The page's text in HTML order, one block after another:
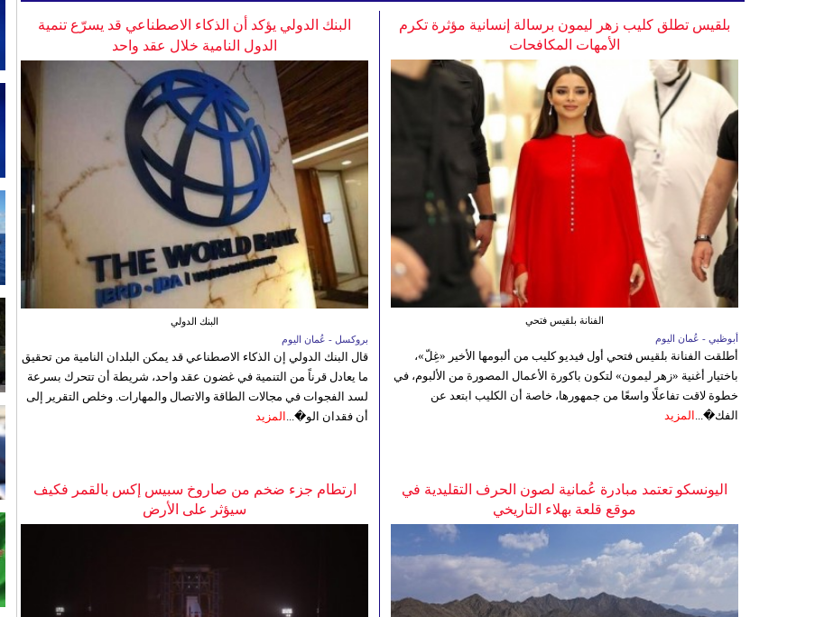
البنك الدولي يؤكد أن الذكاء الاصطناعي قد يسرّع تنمية
الدول النامية خلال عقد واحد
البنك الدولي
بروكسل - عُمان اليوم
قال البنك الدولي إن الذكاء الاصطناعي قد يمكن البلدان النامية من تحقيق
ما يعادل قرناً من التنمية في غضون عقد واحد، شريطة أن تتحرك بسرعة
لسد الفجوات في مجالات الطاقة والاتصال والمهارات. وخلص التقرير إلى
أن فقدان الو�... المزيد
بلقيس تطلق كليب زهر ليمون برسالة إنسانية مؤثرة تكرم
الأمهات المكافحات
الفنانة بلقيس فتحي
أبوظبي - عُمان اليوم
أطلقت الفنانة بلقيس فتحي أول فيديو كليب من ألبومها الأخير «غِلّ»،
باختيار أغنية «زهر ليمون» لتكون باكورة الأعمال المصورة من الألبوم، في
خطوة لاقت تفاعلًا واسعًا من جمهورها، خاصة أن الكليب ابتعد عن
الفك�... المزيد
ارتطام جزء ضخم من صاروخ سبيس إكس بالقمر فكيف
سيؤثر على الأرض
اليونسكو تعتمد مبادرة عُمانية لصون الحرف التقليدية في
موقع قلعة بهلاء التاريخي